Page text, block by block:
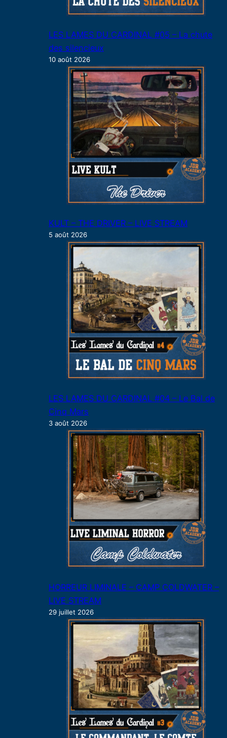
LES LAMES DU CARDINAL #05 – La chute
des silencieux
10 août 2026
KULT – THE DRIVER – LIVE STREAM
5 août 2026
LES LAMES DU CARDINAL #04 – Le Bal de
Cinq Mars
3 août 2026
HORREUR LIMINALE – CAMP COLDWATER –
LIVE STREAM
29 juillet 2026